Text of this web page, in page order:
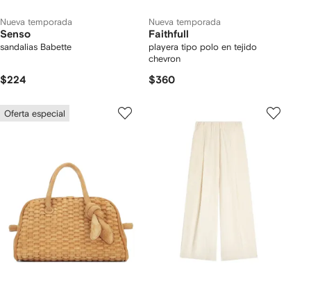
Nueva temporada
Senso
sandalias Babette
$224
Nueva temporada
Faithfull
playera tipo polo en tejido
chevron
$360
Oferta especial